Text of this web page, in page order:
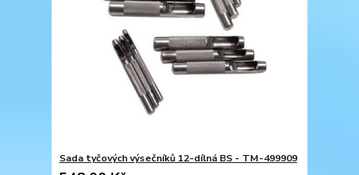
Sada tyčových výsečníků 12-dílná BS - TM-499909